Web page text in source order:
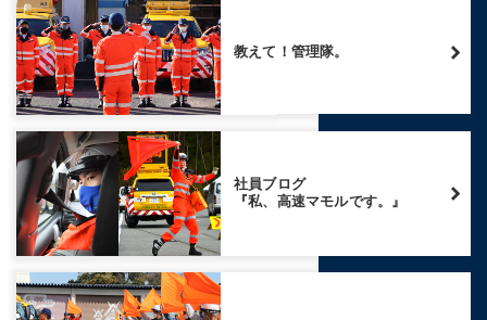
教えて！管理隊。
社員ブログ
『私、高速マモルです。』